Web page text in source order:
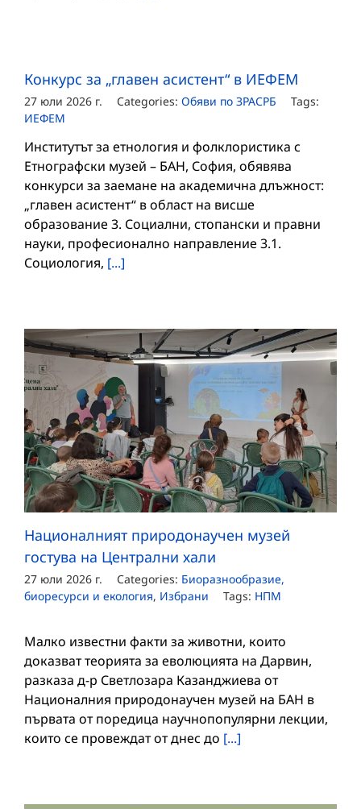
Конкурс за „главен асистент“ в ИЕФЕМ
27 юли 2026 г. Categories: Обяви по ЗРАСРБ
Tags:
ИЕФЕМ
Институтът за етнология и фолклористика с
Етнографски музей – БАН, София, обявява
конкурси за заемане на академична длъжност:
„главен асистент“ в област на висше
образование 3. Социални, стопански и правни
науки, професионално направление 3.1.
Социология, [...]
Националният природонаучен музей
гостува на Централни хали
27 юли 2026 г. Categories: Биоразнообразие,
биоресурси и екология, Избрани Tags: НПМ
Малко известни факти за животни, които
доказват теорията за еволюцията на Дарвин,
разказа д-р Светлозара Казанджиева от
Националния природонаучен музей на БАН в
първата от поредица научнопопулярни лекции,
които се провеждат от днес до [...]